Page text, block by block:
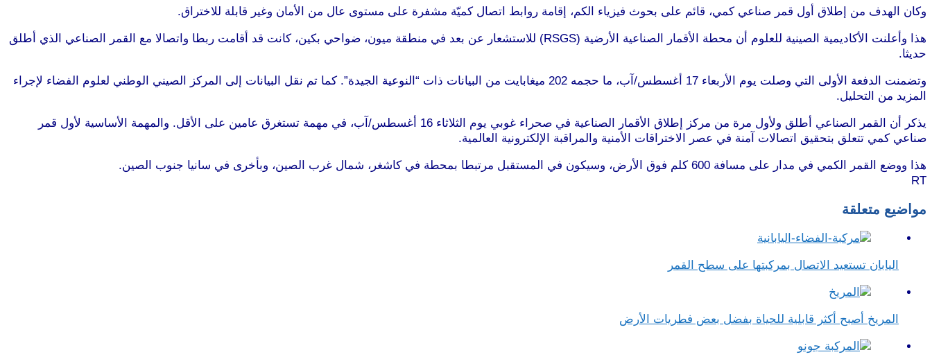
وكان الهدف من إطلاق أول قمر صناعي كمي، قائم على بحوث فيزياء الكم، إقامة روابط اتصال كميّة مشفرة على مستوى عال من الأمان وغير قابلة للاختراق.
هذا وأعلنت الأكاديمية الصينية للعلوم أن محطة الأقمار الصناعية الأرضية (RSGS) للاستشعار عن بعد في منطقة ميون، ضواحي بكين، كانت قد أقامت ربطا واتصالا مع القمر الصناعي الذي أطلق
حديثا.
وتضمنت الدفعة الأولى التي وصلت يوم الأربعاء 17 أغسطس/آب، ما حجمه 202 ميغابايت من البيانات ذات “النوعية الجيدة”. كما تم نقل البيانات إلى المركز الصيني الوطني لعلوم الفضاء لإجراء
المزيد من التحليل.
يذكر أن القمر الصناعي أطلق ولأول مرة من مركز إطلاق الأقمار الصناعية في صحراء غوبي يوم الثلاثاء 16 أغسطس/آب، في مهمة تستغرق عامين على الأقل. والمهمة الأساسية لأول قمر
صناعي كمي تتعلق بتحقيق اتصالات آمنة في عصر الاختراقات الأمنية والمراقبة الإلكترونية العالمية.
هذا ووضع القمر الكمي في مدار على مسافة 600 كلم فوق الأرض، وسيكون في المستقبل مرتبطا بمحطة في كاشغر، شمال غرب الصين، وبأخرى في سانيا جنوب الصين.
RT
مواضيع متعلقة
اليابان تستعيد الاتصال بمركبتها على سطح القمر
المريخ أصبح أكثر قابلية للحياة بفضل بعض فطريات الأرض